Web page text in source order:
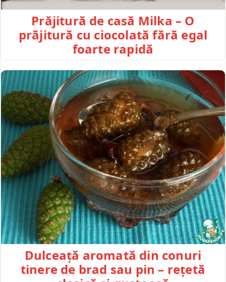
Prăjitură de casă Milka – O
prăjitură cu ciocolată fără egal
foarte rapidă
Dulceață aromată din conuri
tinere de brad sau pin – rețetă